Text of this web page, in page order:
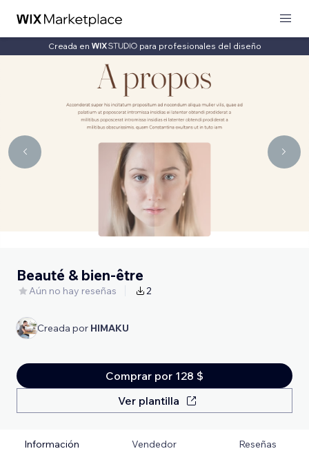
Creada en para profesionales del diseño
Beauté & bien-être
Aún no hay reseñas 2
Creada por HIMAKU
Comprar por 128 $
Ver plantilla
Información Vendedor Reseñas